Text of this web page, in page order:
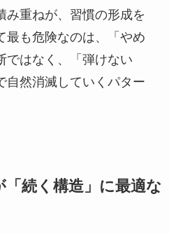
み重ねが、習慣の形成を
最も危険なのは、「やめ
ではなく、「弾けない
自然消滅していくパター
続く構造」に最適な